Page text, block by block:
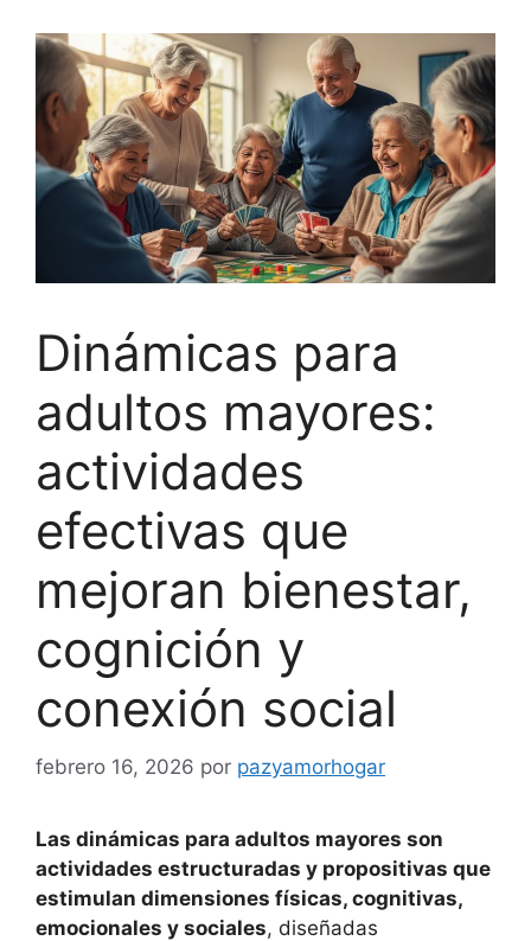
Dinámicas para
adultos mayores:
actividades
efectivas que
mejoran bienestar,
cognición y
conexión social
febrero 16, 2026 por pazyamorhogar
Las dinámicas para adultos mayores son
actividades estructuradas y propositivas que
estimulan dimensiones físicas, cognitivas,
emocionales y sociales, diseñadas